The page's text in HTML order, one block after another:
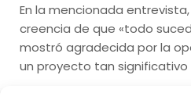
En la mencionada
creencia de que «todo
mostró agradecida por la
un proyecto tan significativo